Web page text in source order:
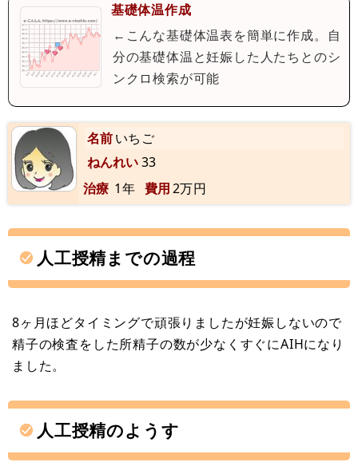
基礎体温作成
←こんな基礎体温表を簡単に作成。自
分の基礎体温と妊娠した人たちとのシ
ンクロ検索が可能
名前いちご
ねんれい33
治療 1年 費用2万円
人工授精までの過程
8ヶ月ほどタイミングで頑張りましたが妊娠しないので
精子の検査をした所精子の数が少なくすぐにAIHになり
ました。
人工授精のようす